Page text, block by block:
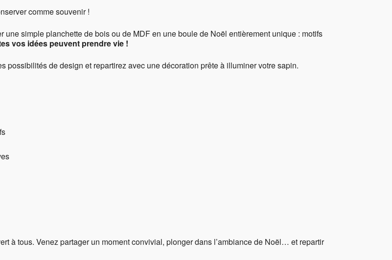
comme souvenir !
une simple planchette de bois ou de MDF en une boule de Noël entièrement unique : motifs
vos idées peuvent prendre vie !
possibilités de design et repartirez avec une décoration prête à illuminer votre sapin.
à tous. Venez partager un moment convivial, plonger dans l’ambiance de Noël… et repartir